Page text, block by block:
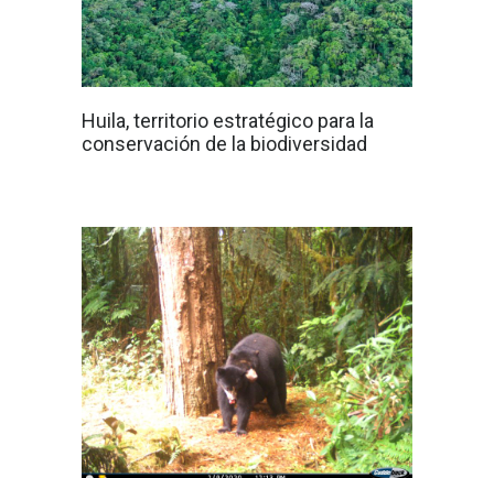
Huila, territorio estratégico para la
conservación de la biodiversidad